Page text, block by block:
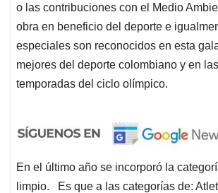
o las contribuciones con el Medio
obra en beneficio del deporte e
especiales son reconocidos en esta
mejores del deporte colombiano y en
temporadas del ciclo olímpico.
En el último año se incorporó la
limpio. Es que a las categorías de: